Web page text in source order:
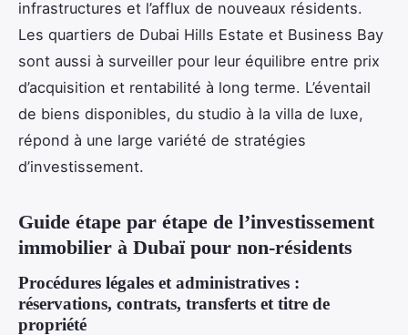
infrastructures et l’afflux de nouveaux résidents.
Les quartiers de Dubai Hills Estate et Business Bay
sont aussi à surveiller pour leur équilibre entre prix
d’acquisition et rentabilité à long terme. L’éventail
de biens disponibles, du studio à la villa de luxe,
répond à une large variété de stratégies
d’investissement.
Guide étape par étape de l’investissement
immobilier à Dubaï pour non-résidents
Procédures légales et administratives :
réservations, contrats, transferts et titre de
propriété